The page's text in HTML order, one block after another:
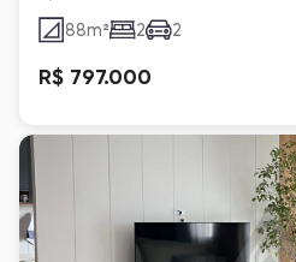
88m² 2 2
R$ 797.000